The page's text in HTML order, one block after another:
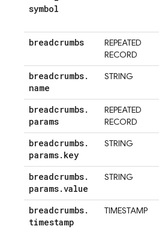
symbol
breadcrumbs
REPEATED
RECORD
breadcrumbs.
name
STRING
breadcrumbs.
params
REPEATED
RECORD
breadcrumbs.
params. key
STRING
breadcrumbs.
params.value
STRING
breadcrumbs.
timestamp
TIMESTAMP